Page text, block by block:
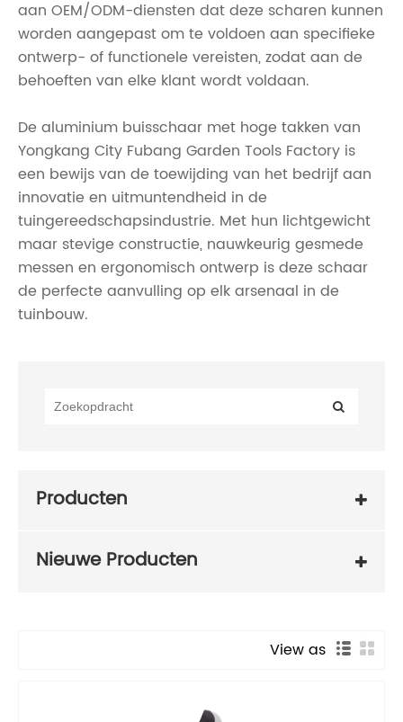
aan OEM/ODM-diensten dat deze scharen kunnen
worden aangepast om te voldoen aan specifieke
ontwerp- of functionele vereisten, zodat aan de
behoeften van elke klant wordt voldaan.
De aluminium buisschaar met hoge takken van
Yongkang City Fubang Garden Tools Factory is
een bewijs van de toewijding van het bedrijf aan
innovatie en uitmuntendheid in de
tuingereedschapsindustrie. Met hun lichtgewicht
maar stevige constructie, nauwkeurig gesmede
messen en ergonomisch ontwerp is deze schaar
de perfecte aanvulling op elk arsenaal in de
tuinbouw.
Producten
Nieuwe Producten
View as